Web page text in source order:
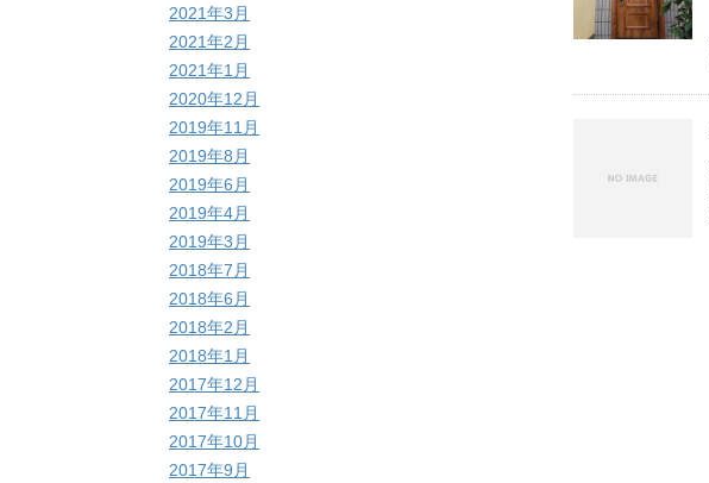
2021年3月
2021年2月
2021年1月
2020年12月
2019年11月
2019年8月
2019年6月
2019年4月
2019年3月
2018年7月
2018年6月
2018年2月
2018年1月
2017年12月
2017年11月
2017年10月
2017年9月